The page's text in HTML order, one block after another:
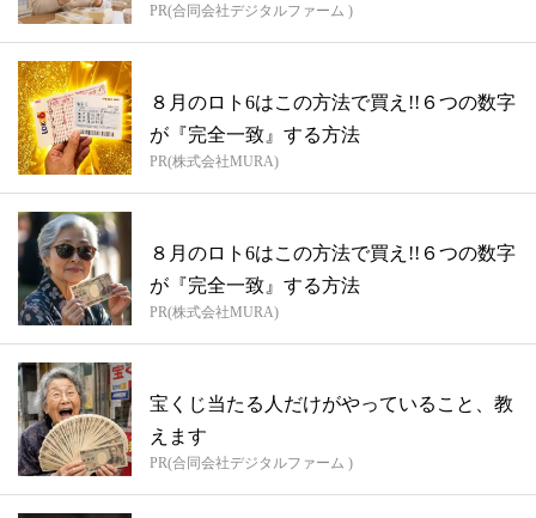
PR(合同会社デジタルファーム )
８月のロト6はこの方法で買え!!６つの数字
が『完全一致』する方法
PR(株式会社MURA)
８月のロト6はこの方法で買え!!６つの数字
が『完全一致』する方法
PR(株式会社MURA)
宝くじ当たる人だけがやっていること、教
えます
PR(合同会社デジタルファーム )